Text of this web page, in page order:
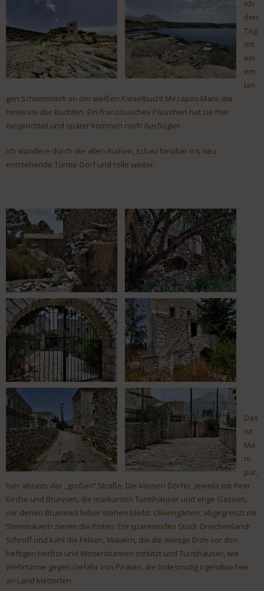
ich
den
Tag
mit
ein
em
lan
gen Schwimmerli an der weißen Kieselbucht Mezapos Mani, die
hinterste der Buchten. Ein französisches Päarchen hat sie hier
eingerichtet und später kommen noch Ausflügler.
Ich wandere durch die alten Ruinen, schau hinüber ins neu
entstehende Türme-Dorf und rolle weiter.
Das
ist
Ma
ni
pur,
hier abseits der „großen“ Straße. Die kleinen Dörfer, jeweils mit ihrer
Kirche und Brunnen, die markanten Turmhäuser und enge Gassen,
vor denen Brummeli lieber stehen bleibt. Olivengärten, abgegrenzt mit
Steinmauern zieren die Pisten. Ein spannendes Stück Griechenland!
Schroff und kahl die Felsen, Mauern, die die wenige Erde vor den
heftigen Herbst-und Winterstürmen schützt und Turmhäuser, wie
Wehrtürme gegen Gefahr von Piraten, die todesmutig irgendwo hier
an Land kletterten.